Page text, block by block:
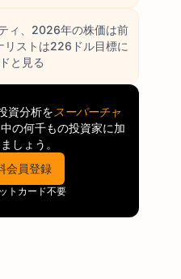
ィ、2026年の株価は前
リストは226ドル目標に
と見る
資分析を スーパーチャ
の何千もの投資家に加
しょう。
会員登録
トカード不要